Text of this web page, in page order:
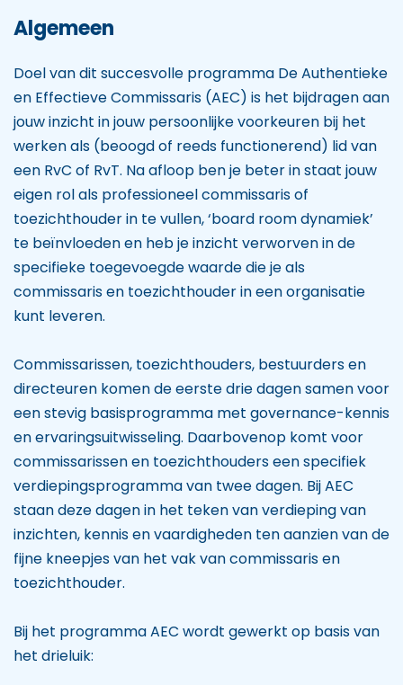
Algemeen
Doel van dit succesvolle programma De Authentieke
en Effectieve Commissaris (AEC) is het bijdragen aan
jouw inzicht in jouw persoonlijke voorkeuren bij het
werken als (beoogd of reeds functionerend) lid van
een RvC of RvT. Na afloop ben je beter in staat jouw
eigen rol als professioneel commissaris of
toezichthouder in te vullen, ‘board room dynamiek’
te beïnvloeden en heb je inzicht verworven in de
specifieke toegevoegde waarde die je als
commissaris en toezichthouder in een organisatie
kunt leveren.
Commissarissen, toezichthouders, bestuurders en
directeuren komen de eerste drie dagen samen voor
een stevig basisprogramma met governance-kennis
en ervaringsuitwisseling. Daarbovenop komt voor
commissarissen en toezichthouders een specifiek
verdiepingsprogramma van twee dagen. Bij AEC
staan deze dagen in het teken van verdieping van
inzichten, kennis en vaardigheden ten aanzien van de
fijne kneepjes van het vak van commissaris en
toezichthouder.
Bij het programma AEC wordt gewerkt op basis van
het drieluik: